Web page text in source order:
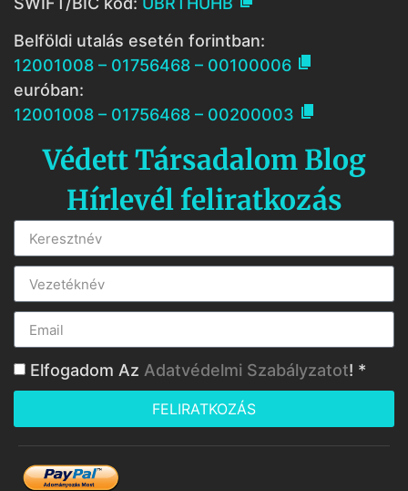
Belföldi utalás esetén forintban:
12001008 – 01756468 – 00100006 
euróban:
12001008 – 01756468 – 00200003 
Védett Társadalom Blog
Hírlevél feliratkozás
Elfogadom Az Adatvédelmi Szabályzatot! *
FELIRATKOZÁS